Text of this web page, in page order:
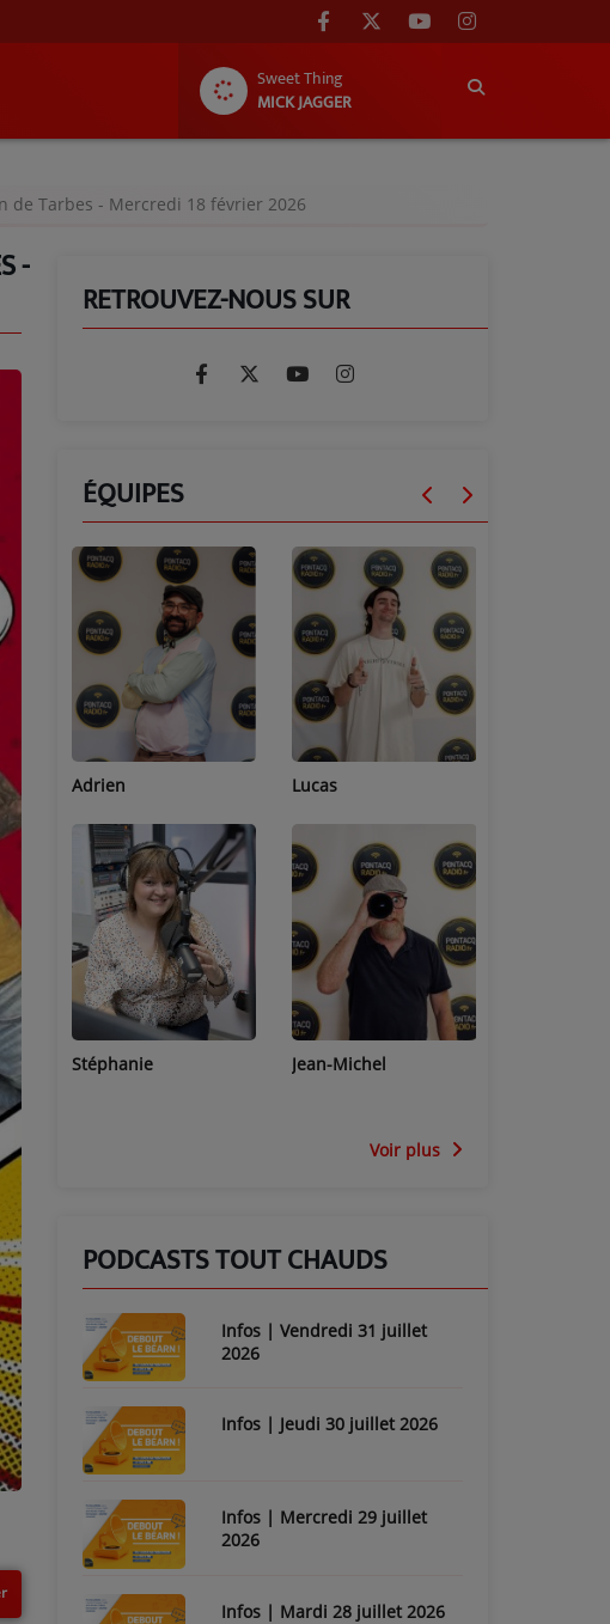
Sweet Thing
MICK JAGGER
de Tarbes - Mercredi 18 février 2026
-
RETROUVEZ-NOUS SUR
ÉQUIPES
Adrien
Stéphanie
Lucas
Jean-Michel
Voir plus
PODCASTS TOUT CHAUDS
Infos | Vendredi 31 juillet
2026
Infos | Jeudi 30 juillet 2026
Infos | Mercredi 29 juillet
2026
Infos | Mardi 28 juillet 2026